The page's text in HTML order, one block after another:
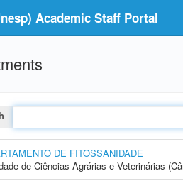
Academic Staff Portal
DE FITOSSANIDADE
de Ciências Agrárias e Veterinárias